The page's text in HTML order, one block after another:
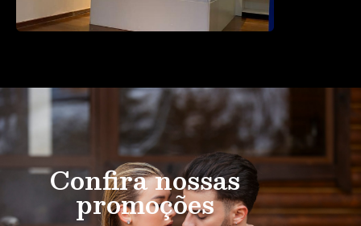
Confira nossas
promoções